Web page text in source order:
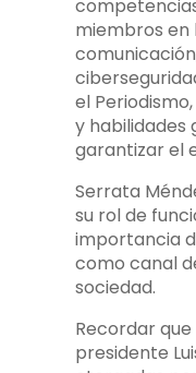
miembros en
el
y habilidades
garantizar el
Serrata
su rol de
importancia
como canal
sociedad.
Recordar
presidente